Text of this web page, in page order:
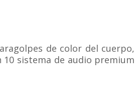
de color del cuerpo,
sistema de audio premium